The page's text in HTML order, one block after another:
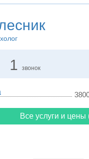
1звонок
Все услуги и цены